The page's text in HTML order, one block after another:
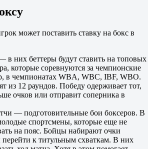
Международные
может поставить ставку на бокс в
в них беттеры будут ставить на топовых
которые соревнуются за чемпионские
в чемпионатах WBA, WBC, IBF, WBO.
из 12 раундов. Победу одерживает тот,
очков или отправит соперника в
— подготовительные бои боксеров. В
спортсмены, которые еще не
на пояс. Бойцы набирают очки
перейти к титульным схваткам. В них